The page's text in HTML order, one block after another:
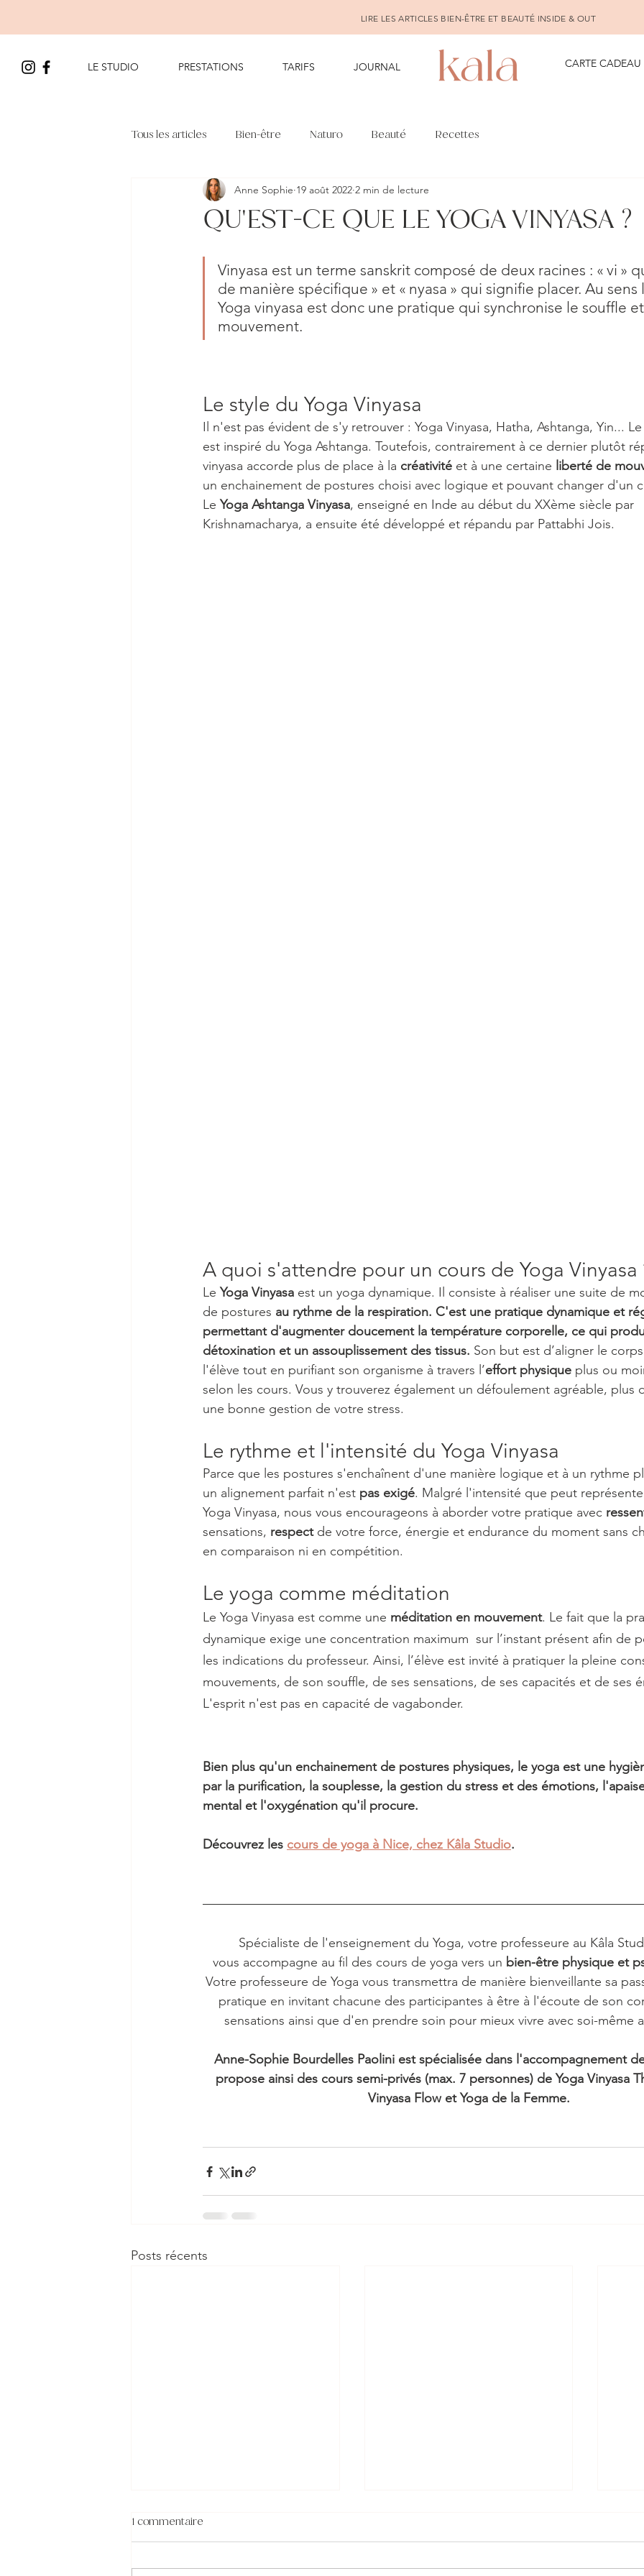
LIRE LES ARTICLES BIEN-ÊTRE ET BEAUTÉ INSIDE & OUT
LE STUDIO PRESTATIONS TARIFS JOURNAL CARTE CADEAU
Tous les articles Bien-être Naturo Beauté Recettes
QU'EST-CE QUE LE YOGA VINYASA ?
Anne Sophie 19 août 2022 2 min de lecture
Vinyasa est un terme sanskrit composé de deux racines : « vi »
de manière spécifique » et « nyasa » qui signifie placer. Au
Yoga vinyasa est donc une pratique qui synchronise le souffle
mouvement.
Le style du Yoga Vinyasa
Il n'est pas évident de s'y retrouver : Yoga Vinyasa, Hatha, Ashtanga, Yin...
est inspiré du Yoga Ashtanga. Toutefois, contrairement à ce dernier plutôt
vinyasa accorde plus de place à la créativité et à une certaine liberté de
un enchainement de postures choisi avec logique et pouvant changer d'un
Le Yoga Ashtanga Vinyasa, enseigné en Inde au début du XXème siècle par
Krishnamacharya, a ensuite été développé et répandu par Pattabhi Jois.
A quoi s'attendre pour un cours de Yoga Vinyasa
Le Yoga Vinyasa est un yoga dynamique. Il consiste à réaliser une suite de
de postures au rythme de la respiration. C'est une pratique dynamique et
permettant d'augmenter doucement la température corporelle, ce qui
détoxination et un assouplissement des tissus. Son but est d’aligner le
l'élève tout en purifiant son organisme à travers l’effort physique plus ou
selon les cours. Vous y trouverez également un défoulement agréable,
une bonne gestion de votre stress.
Le rythme et l'intensité du Yoga Vinyasa
Parce que les postures s'enchaînent d'une manière logique et à un rythme
un alignement parfait n'est pas exigé. Malgré l'intensité que peut
Yoga Vinyasa, nous vous encourageons à aborder votre pratique avec
sensations, respect de votre force, énergie et endurance du moment sans
en comparaison ni en compétition.
Le yoga comme méditation
Le Yoga Vinyasa est comme une méditation en mouvement. Le fait que la
dynamique exige une concentration maximum  sur l’instant présent afin de
les indications du professeur. Ainsi, l’élève est invité à pratiquer la pleine
mouvements, de son souffle, de ses sensations, de ses capacités et de ses
L'esprit n'est pas en capacité de vagabonder.
Bien plus qu'un enchainement de postures physiques, le yoga est une
par la purification, la souplesse, la gestion du stress et des émotions,
mental et l'oxygénation qu'il procure.
Découvrez les cours de yoga à Nice, chez Kâla Studio.
Spécialiste de l'enseignement du Yoga, votre professeure au Kâla
vous accompagne au fil des cours de yoga vers un bien-être physique et
Votre professeure de Yoga vous transmettra de manière bienveillante sa
pratique en invitant chacune des participantes à être à l'écoute de son
sensations ainsi que d'en prendre soin pour mieux vivre avec soi-même
Anne-Sophie Bourdelles Paolini est spécialisée dans l'accompagnement
propose ainsi des cours semi-privés (max. 7 personnes) de Yoga Vinyasa
Vinyasa Flow et Yoga de la Femme.
Posts récents
1 commentaire